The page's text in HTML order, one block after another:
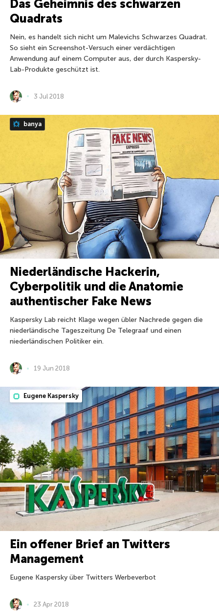
Das Geheimnis des schwarzen
Quadrats
Nein, es handelt sich nicht um Malevichs Schwarzes Quadrat.
So sieht ein Screenshot-Versuch einer verdächtigen
Anwendung auf einem Computer aus, der durch Kaspersky-
Lab-Produkte geschützt ist.
3 Jul 2018
banya
Niederländische Hackerin,
Cyberpolitik und die Anatomie
authentischer Fake News
Kaspersky Lab reicht Klage wegen übler Nachrede gegen die
niederländische Tageszeitung De Telegraaf und einen
niederländischen Politiker ein.
19 Jun 2018
Eugene Kaspersky
Ein offener Brief an Twitters
Management
Eugene Kaspersky über Twitters Werbeverbot
23 Apr 2018